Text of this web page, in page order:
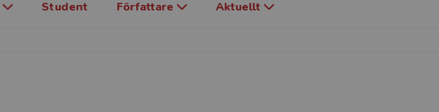
Student Författare Aktuellt